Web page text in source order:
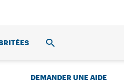
RECHERCHE
DEMANDER UNE AIDE